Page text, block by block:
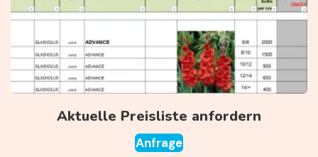
Aktuelle Preisliste anfordern
Anfrage